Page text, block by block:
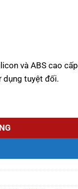
và ABS cao cấp
dụng tuyệt đối.